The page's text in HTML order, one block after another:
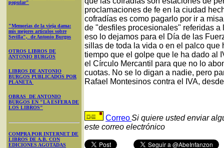
popular"
"Memorias de la vieja dama:
mis mejores artículos sobre
Sevilla", de Antonio Burgos
OTROS LIBROS DE
ANTONIO BURGOS
LIBROS DE ANTONIO
BURGOS PUBLICADOS POR
PLANETA
OBRAS DE ANTONIO
BURGOS EN "LA ESFERA DE
LOS LIBROS"
COMPRA POR INTERNET DE
LIBROS DE A.B. CON
EDICIONES AGOTADAS
proclamaciones de fe en la ciudad
cofradías es como pagarlo por ir a
de "desfiles procesionales" referidas
eso lo dejamos para el Día de las
sillas de toda la vida o en el palco que
tiempo que el golpe que le ha dado al
el Círculo Mercantil para que no lo
cuotas. No se lo digan a nadie, pero
Rafael Montesinos contra el IVA,
CorreoSi quiere usted enviar
este correo electrónico